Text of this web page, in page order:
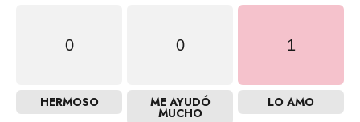
0
HERMOSO
0
ME AYUDÓ
MUCHO
1
LO AMO